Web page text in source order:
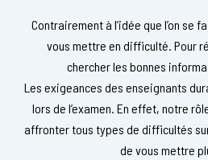
Contrairement à l’idée que l’on se
vous mettre en difficulté. Pour
chercher les bonnes
Les exigeances des enseignants
lors de l’examen. En effet, notre
affronter tous types de difficultés
de vous mettre